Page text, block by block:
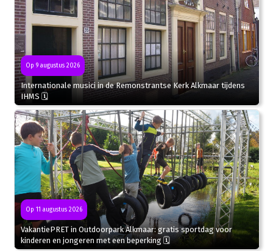
Op 9 augustus 2026
Internationale musici in de Remonstrantse Kerk Alkmaar tijdens
IHMS 🗓
Op 11 augustus 2026
VakantiePRET in Outdoorpark Alkmaar: gratis sportdag voor
kinderen en jongeren met een beperking 🗓